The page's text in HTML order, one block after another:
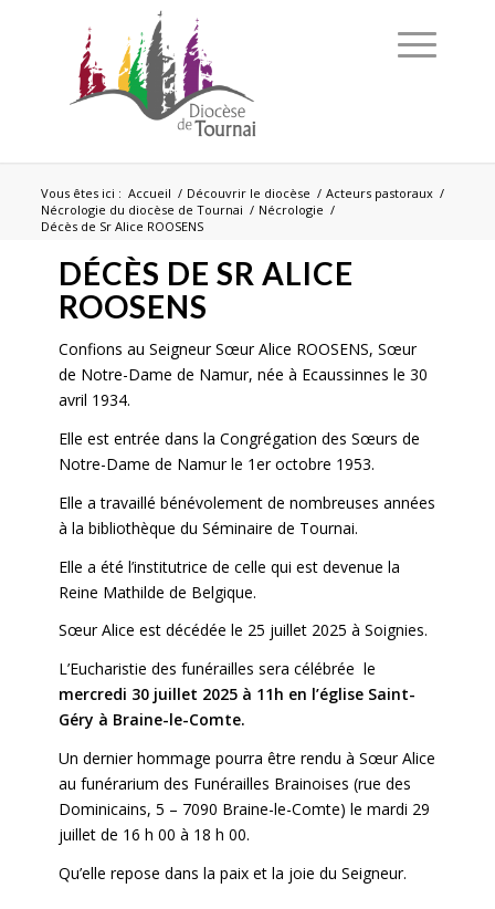
Vous êtes ici : Accueil / Découvrir le diocèse / Acteurs pastoraux /
Nécrologie du diocèse de Tournai / Nécrologie /
Décès de Sr Alice ROOSENS
DÉCÈS DE SR ALICE
ROOSENS
Confions au Seigneur Sœur Alice ROOSENS, Sœur
de Notre-Dame de Namur, née à Ecaussinnes le 30
avril 1934.
Elle est entrée dans la Congrégation des Sœurs de
Notre-Dame de Namur le 1er octobre 1953.
Elle a travaillé bénévolement de nombreuses années
à la bibliothèque du Séminaire de Tournai.
Elle a été l’institutrice de celle qui est devenue la
Reine Mathilde de Belgique.
Sœur Alice est décédée le 25 juillet 2025 à Soignies.
L’Eucharistie des funérailles sera célébrée le
mercredi 30 juillet 2025 à 11h en l’église Saint-
Géry à Braine-le-Comte.
Un dernier hommage pourra être rendu à Sœur Alice
au funérarium des Funérailles Brainoises (rue des
Dominicains, 5 – 7090 Braine-le-Comte) le mardi 29
juillet de 16 h 00 à 18 h 00.
Qu’elle repose dans la paix et la joie du Seigneur.